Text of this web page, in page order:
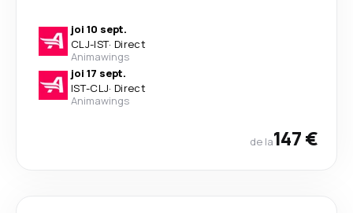
joi 10 sept.
CLJ-IST· Direct
Animawings
joi 17 sept.
IST-CLJ· Direct
Animawings
de la147 €